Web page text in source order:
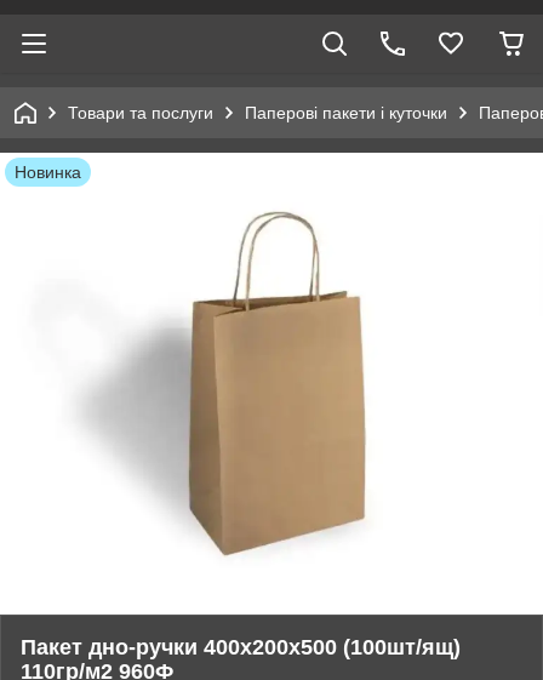
Товари та послуги Паперові пакети і куточки
Новинка
Пакет дно-ручки 400х200х500 (100шт/ящ)
110гр/м2 960Ф